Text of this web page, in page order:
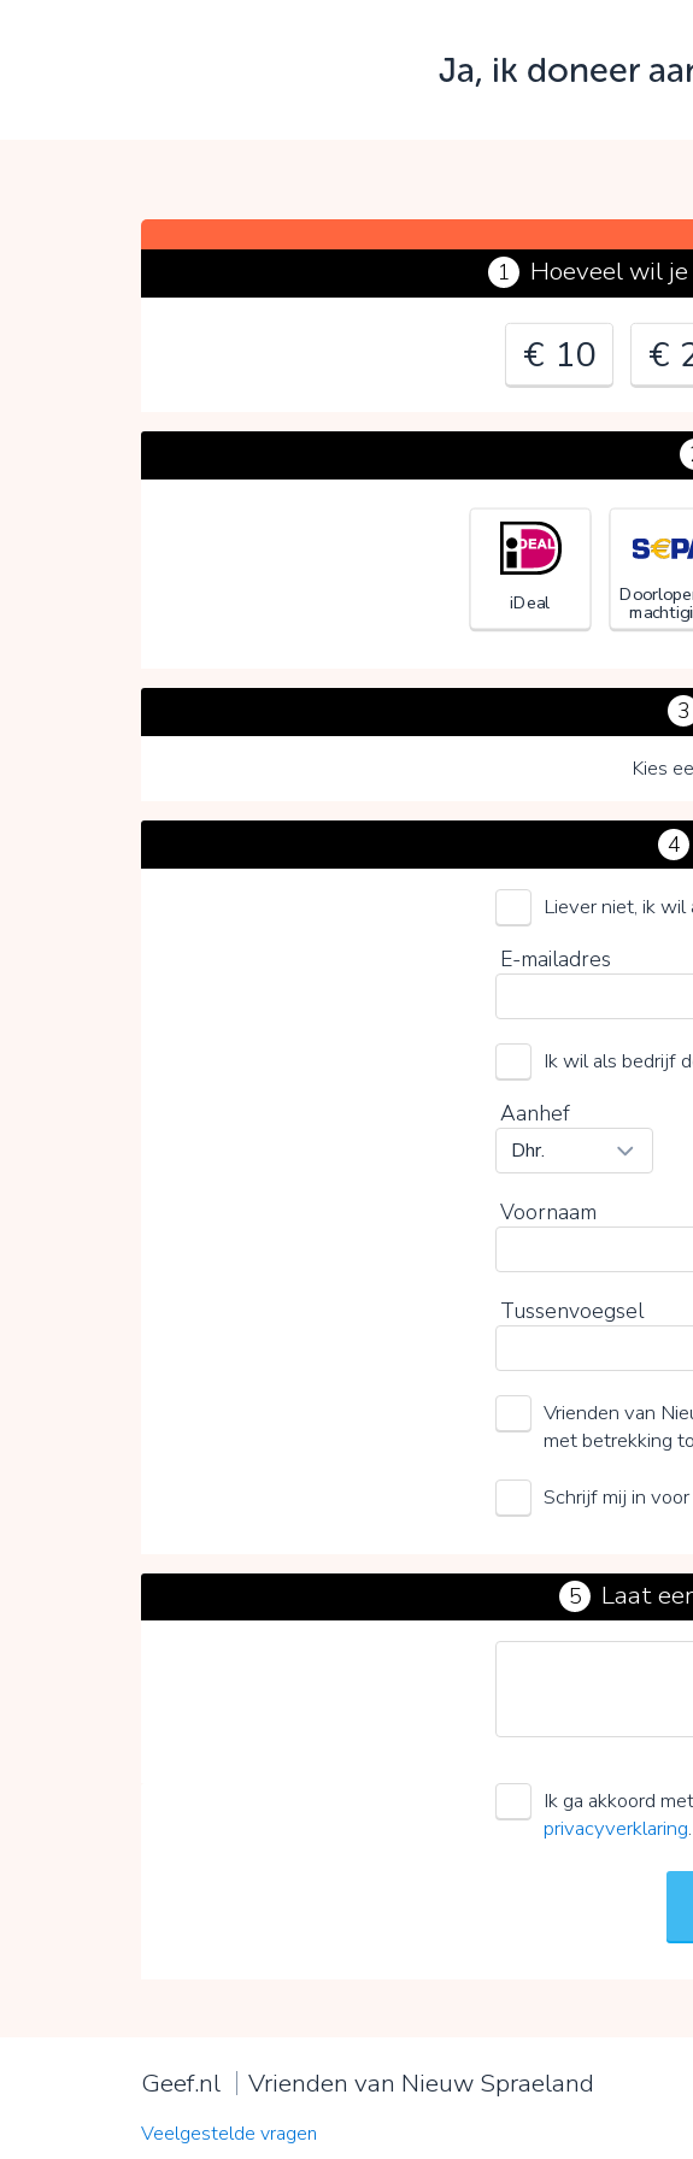
Ja, ik doneer
1 Hoeveel wil je
€ 10 €
iDeal
3
Kies
Kies je vrijwillige
0%
4
Liever niet, ik wil
E-mailadres
Ik wil als bedrijf
Aanhef
Voornaam
Tussenvoegsel
Vrienden van
met betrekking
Schrijf mij in
5 Laat
Ik ga akkoord
privacyverklaring.
Geef.nl Vrienden van Nieuw Spraeland
Veelgestelde vragen